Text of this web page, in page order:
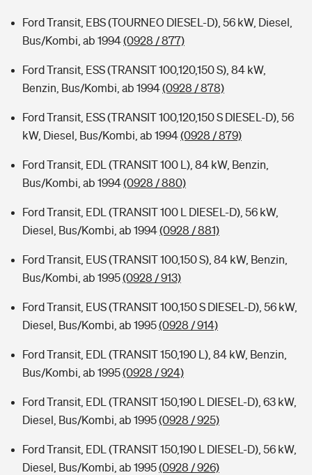
Ford Transit, EBS (TOURNEO DIESEL-D), 56 kW, Diesel,
Bus/Kombi, ab 1994(0928 / 877)
Ford Transit, ESS (TRANSIT 100,120,150 S), 84 kW,
Benzin, Bus/Kombi, ab 1994(0928 / 878)
Ford Transit, ESS (TRANSIT 100,120,150 S DIESEL-D), 56
kW, Diesel, Bus/Kombi, ab 1994(0928 / 879)
Ford Transit, EDL (TRANSIT 100 L), 84 kW, Benzin,
Bus/Kombi, ab 1994(0928 / 880)
Ford Transit, EDL (TRANSIT 100 L DIESEL-D), 56 kW,
Diesel, Bus/Kombi, ab 1994(0928 / 881)
Ford Transit, EUS (TRANSIT 100,150 S), 84 kW, Benzin,
Bus/Kombi, ab 1995(0928 / 913)
Ford Transit, EUS (TRANSIT 100,150 S DIESEL-D), 56 kW,
Diesel, Bus/Kombi, ab 1995(0928 / 914)
Ford Transit, EDL (TRANSIT 150,190 L), 84 kW, Benzin,
Bus/Kombi, ab 1995(0928 / 924)
Ford Transit, EDL (TRANSIT 150,190 L DIESEL-D), 63 kW,
Diesel, Bus/Kombi, ab 1995(0928 / 925)
Ford Transit, EDL (TRANSIT 150,190 L DIESEL-D), 56 kW,
Diesel, Bus/Kombi, ab 1995(0928 / 926)